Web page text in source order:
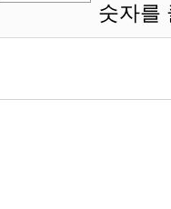
숫자를